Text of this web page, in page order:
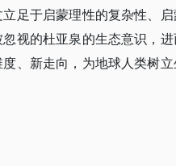
足于启蒙理性的复杂性、
视的杜亚泉的生态意识，
、新走向，为地球人类树